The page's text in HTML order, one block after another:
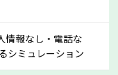
について確認し
付金を受け取ること
取業者の中には、還
情報なし・電話な
シミュレーション